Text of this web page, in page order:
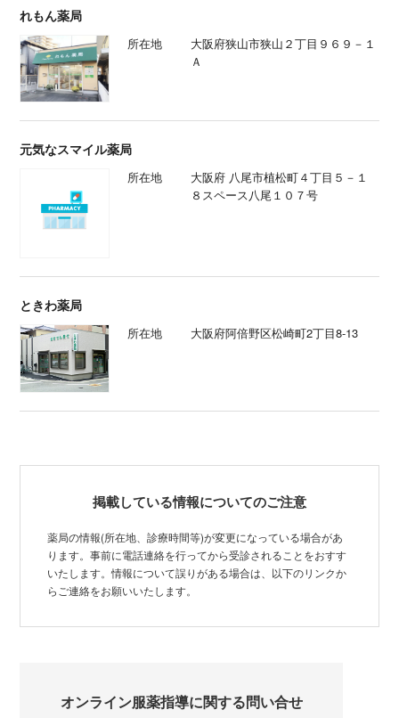
れもん薬局
所在地
大阪府狭山市狭山２丁目９６９－１
Ａ
元気なスマイル薬局
所在地
大阪府 八尾市植松町４丁目５－１
８スペース八尾１０７号
ときわ薬局
所在地 大阪府阿倍野区松崎町2丁目8-13
掲載している情報についてのご注意
薬局の情報(所在地、診療時間等)が変更になっている場合があ
ります。事前に電話連絡を行ってから受診されることをおすす
いたします。情報について誤りがある場合は、以下のリンクか
らご連絡をお願いいたします。
オンライン服薬指導に関する問い合せ